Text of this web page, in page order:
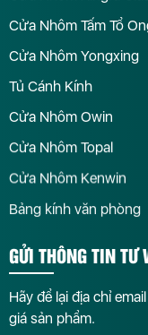
Cửa Nhôm Tấm Tổ
Cửa Nhôm Yongxing
Tủ Cánh Kính
Cửa Nhôm Owin
Cửa Nhôm Topal
Cửa Nhôm Kenwin
Bảng kính văn phòng
GỬI THÔNG TIN TƯ
Hãy để lại địa chỉ
giá sản phẩm.